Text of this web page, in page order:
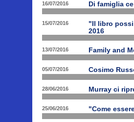
16/07/2016 Di famiglia
15/07/2016
"Il libro
2016
13/07/2016 Family and
05/07/2016 Cosimo
28/06/2016 Murray ci
25/06/2016 "Come